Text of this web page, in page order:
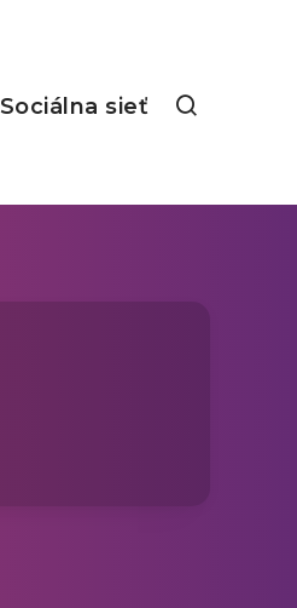
Sociálna sieť